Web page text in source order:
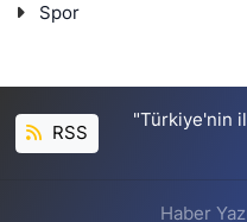
Spor
RSS
"Türkiye'nin
Haber